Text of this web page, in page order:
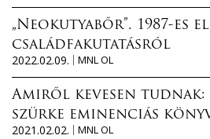
„Neokutyabőr”. 1987-es
családfakutatásról
2022.02.09.
MNL OL
Amiről kevesen tudnak:
szürke eminenciás
2021.02.02.
MNL OL